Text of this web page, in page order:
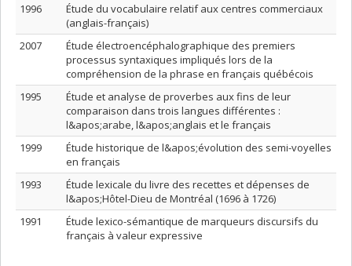
1996
Étude du vocabulaire relatif aux centres commerciaux
(anglais-français)
2007
Étude électroencéphalographique des premiers
processus syntaxiques impliqués lors de la
compréhension de la phrase en français québécois
1995
Étude et analyse de proverbes aux fins de leur
comparaison dans trois langues différentes :
l&apos;arabe, l&apos;anglais et le français
1999
Étude historique de l&apos;évolution des semi-voyelles
en français
1993
Étude lexicale du livre des recettes et dépenses de
l&apos;Hôtel-Dieu de Montréal (1696 à 1726)
1991
Étude lexico-sémantique de marqueurs discursifs du
français à valeur expressive